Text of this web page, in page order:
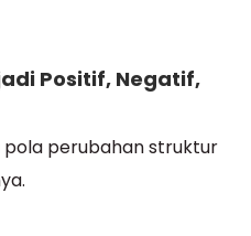
Positif, Negatif,
perubahan struktur